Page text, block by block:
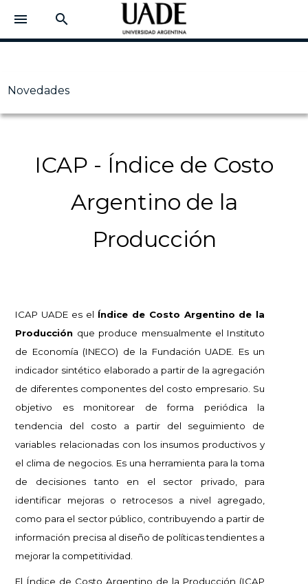
menu search
Novedades
ICAP - Índice de Costo
Argentino de la
Producción
ICAP UADE es el Índice de Costo Argentino de la
Producción que produce mensualmente el Instituto
de Economía (INECO) de la Fundación UADE. Es un
indicador sintético elaborado a partir de la agregación
de diferentes componentes del costo empresario. Su
objetivo es monitorear de forma periódica la
tendencia del costo a partir del seguimiento de
variables relacionadas con los insumos productivos y
el clima de negocios. Es una herramienta para la toma
de decisiones tanto en el sector privado, para
identificar mejoras o retrocesos a nivel agregado,
como para el sector público, contribuyendo a partir de
información precisa al diseño de políticas tendientes a
mejorar la competitividad.
El Índice de Costo Argentino de la Producción (ICAP